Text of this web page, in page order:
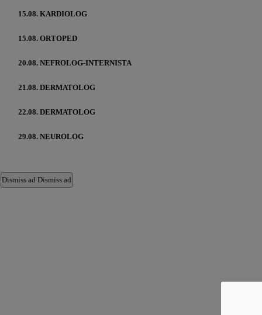
15.08. KARDIOLOG
15.08. ORTOPED
20.08. NEFROLOG-INTERNISTA
21.08. DERMATOLOG
22.08. DERMATOLOG
29.08. NEUROLOG
Dismiss ad Dismiss ad